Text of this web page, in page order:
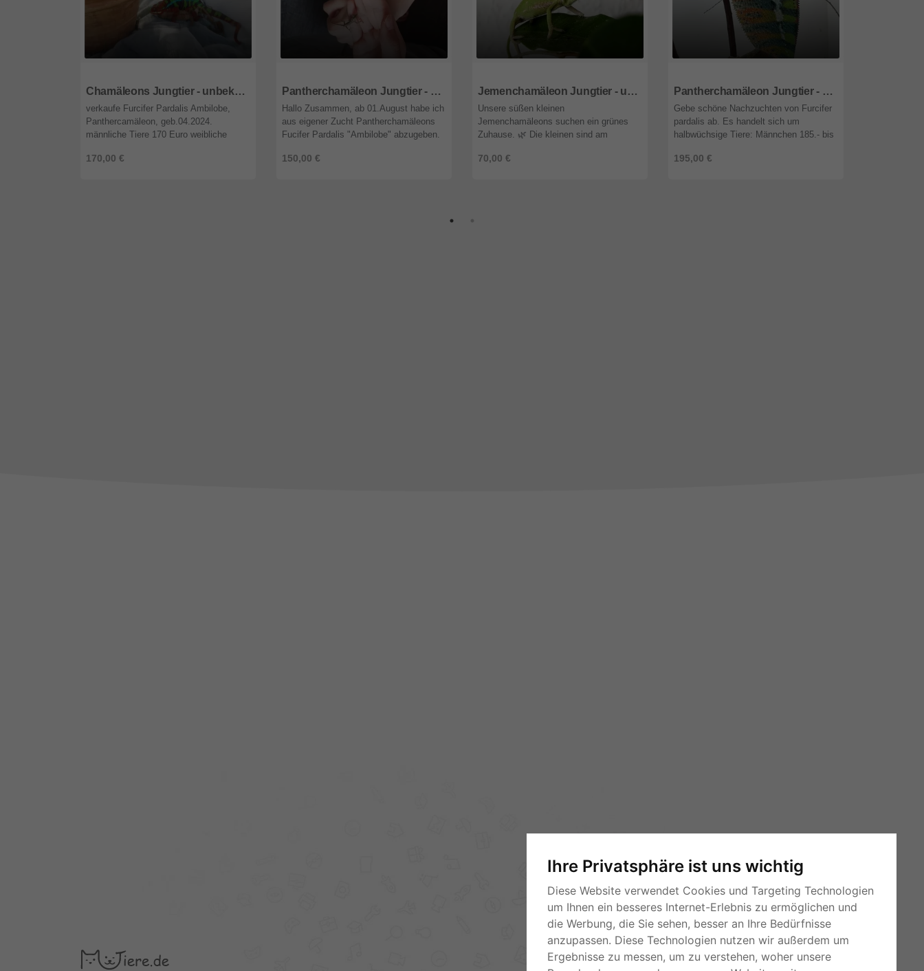
Ihre Privatsphäre ist uns wichtig
Diese Website verwendet Cookies und Targeting Technologien
um Ihnen ein besseres Internet-Erlebnis zu ermöglichen und
die Werbung, die Sie sehen, besser an Ihre Bedürfnisse
anzupassen. Diese Technologien nutzen wir außerdem um
Ergebnisse zu messen, um zu verstehen, woher unsere
Chamäleons Jungtier - unbekannt
170,00 €
verkaufe Furcifer Pardalis Ambilobe,
Panthercamäleon, geb.04.2024.
männliche Tiere 170 Euro weibliche
Jungtiere sind von blutsfremden Eltern
Pantherchamäleon Jungtier - männlich
150,00 €
Hallo Zusammen, ab 01.August habe ich
aus eigener Zucht Pantherchamäleons
Fucifer Pardalis "Ambilobe" abzugeben.
geschlüpft. Alle Tiere sind be ...
Jemenchamäleon Jungtier - unbekannt
70,00 €
Unsere süßen kleinen
Jemenchamäleons suchen ein grünes
Zuhause. 🌿 Die kleinen sind am
bester Gesundheit. 🥰 Sie sind sehr
Pantherchamäleon Jungtier - männlich
195,00 €
Gebe schöne Nachzuchten von Furcifer
pardalis ab. Es handelt sich um
halbwüchsige Tiere: Männchen 185.- bis
auf erdloewen.de ...